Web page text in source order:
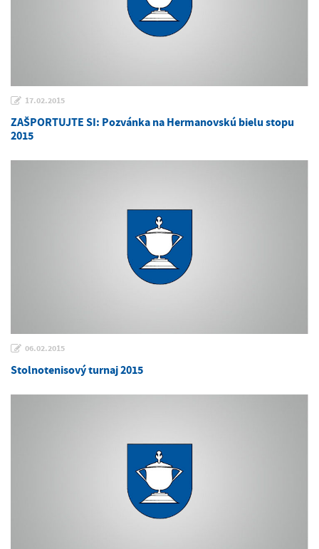
17.02.2015
ZAŠPORTUJTE SI: Pozvánka na Hermanovskú bielu stopu
2015
06.02.2015
Stolnotenisový turnaj 2015